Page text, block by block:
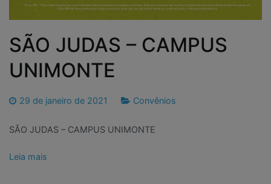
SÃO JUDAS – CAMPUS
UNIMONTE
29 de janeiro de 2021 Convênios
SÃO JUDAS – CAMPUS UNIMONTE
Leia mais